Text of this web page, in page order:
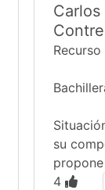
Carlos
su
4